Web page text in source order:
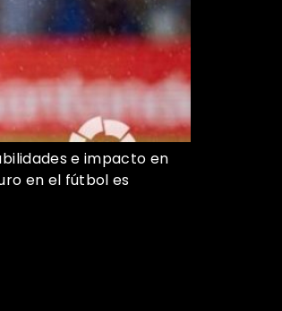
e impacto en
en el fútbol es